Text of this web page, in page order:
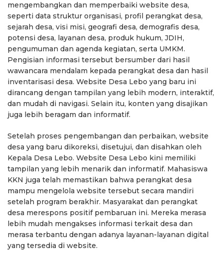
mengembangkan dan memperbaiki website desa,
seperti data struktur organisasi, profil perangkat desa,
sejarah desa, visi misi, geografi desa, demografis desa,
potensi desa, layanan desa, produk hukum, JDIH,
pengumuman dan agenda kegiatan, serta UMKM.
Pengisian informasi tersebut bersumber dari hasil
wawancara mendalam kepada perangkat desa dan hasil
inventarisasi desa. Website Desa Lebo yang baru ini
dirancang dengan tampilan yang lebih modern, interaktif,
dan mudah di navigasi. Selain itu, konten yang disajikan
juga lebih beragam dan informatif.
Setelah proses pengembangan dan perbaikan, website
desa yang baru dikoreksi, disetujui, dan disahkan oleh
Kepala Desa Lebo. Website Desa Lebo kini memiliki
tampilan yang lebih menarik dan informatif. Mahasiswa
KKN juga telah memastikan bahwa perangkat desa
mampu mengelola website tersebut secara mandiri
setelah program berakhir. Masyarakat dan perangkat
desa merespons positif pembaruan ini. Mereka merasa
lebih mudah mengakses informasi terkait desa dan
merasa terbantu dengan adanya layanan-layanan digital
yang tersedia di website.